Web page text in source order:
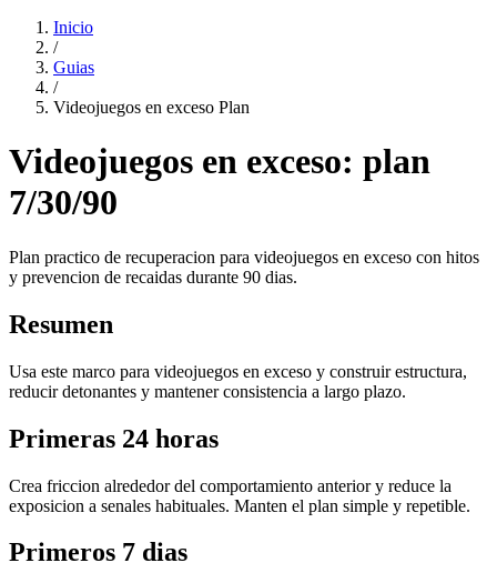
Inicio
/
Guias
/
Videojuegos en exceso Plan
Videojuegos en exceso: plan
7/30/90
Plan practico de recuperacion para videojuegos en exceso con hitos
y prevencion de recaidas durante 90 dias.
Resumen
Usa este marco para videojuegos en exceso y construir estructura,
reducir detonantes y mantener consistencia a largo plazo.
Primeras 24 horas
Crea friccion alrededor del comportamiento anterior y reduce la
exposicion a senales habituales. Manten el plan simple y repetible.
Primeros 7 dias